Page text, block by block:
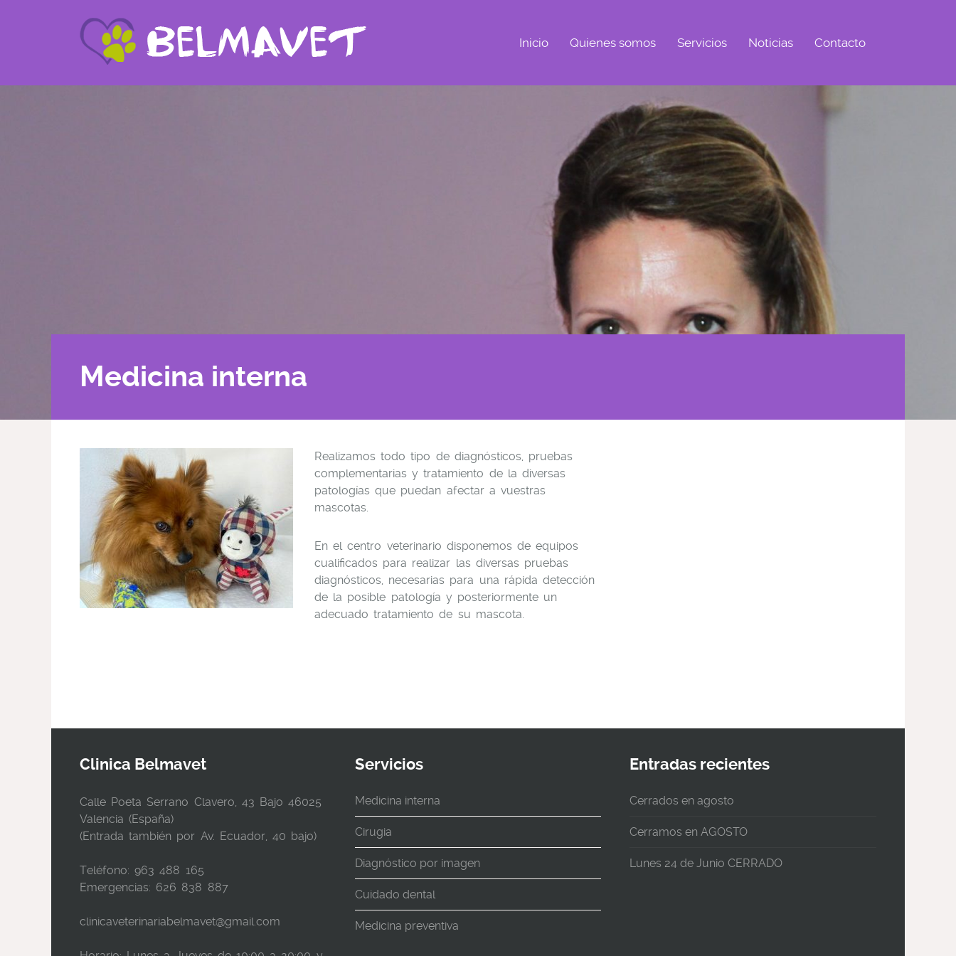
Inicio Quienes somos Servicios Noticias Contacto
Medicina interna
Realizamos todo tipo de diagnósticos, pruebas
complementarias y tratamiento de la diversas
patologías que puedan afectar a vuestras
mascotas.
En el centro veterinario disponemos de equipos
cualificados para realizar las diversas pruebas
diagnósticos, necesarias para una rápida detección
de la posible patología y posteriormente un
adecuado tratamiento de su mascota.
Clinica Belmavet
Calle Poeta Serrano Clavero, 43 Bajo 46025
Valencia (España)
(Entrada también por Av. Ecuador, 40 bajo)
Teléfono: 963 488 165
Emergencias: 626 838 887
clinicaveterinariabelmavet@gmail.com
Servicios
Medicina interna
Cirugia
Diagnóstico por imagen
Cuidado dental
Medicina preventiva
Entradas recientes
Cerrados en agosto
Cerramos en AGOSTO
Lunes 24 de Junio CERRADO